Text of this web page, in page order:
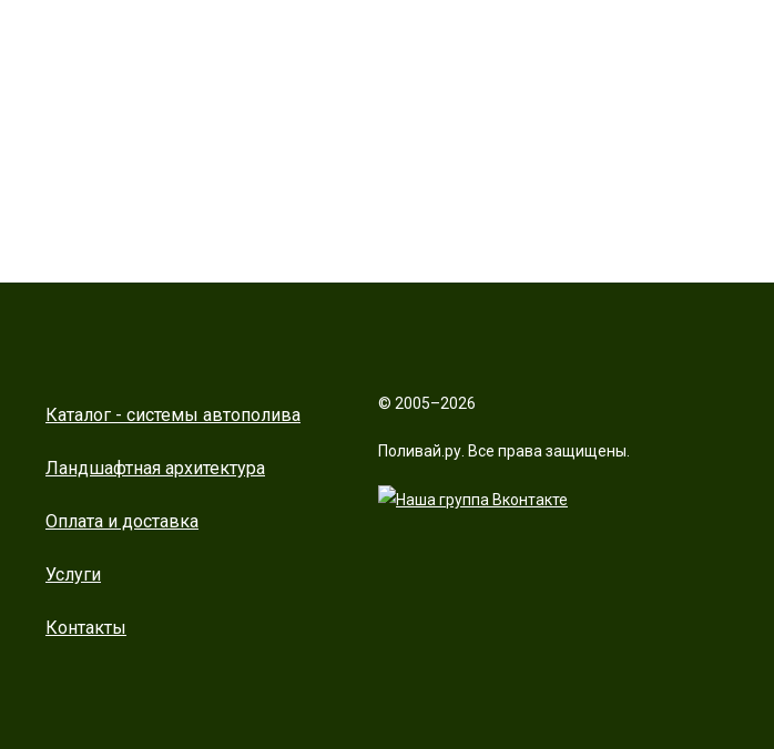
Каталог - системы автополива
Ландшафтная архитектура
Оплата и доставка
Услуги
Контакты
© 2005–2026
Поливай.ру. Все права защищены.